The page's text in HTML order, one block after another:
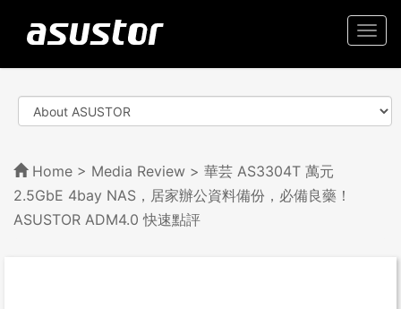
Home > Media Review > 華芸 AS3304T 萬元
2.5GbE 4bay NAS，居家辦公資料備份，必備良藥！
ASUSTOR ADM4.0 快速點評